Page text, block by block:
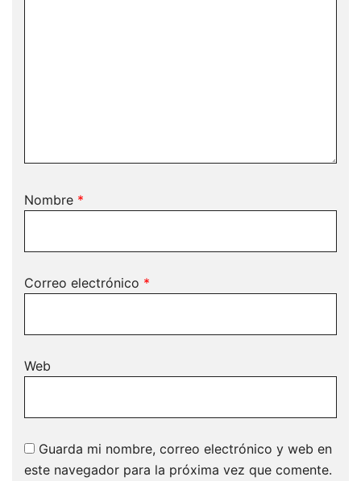
Nombre *
Correo electrónico *
Web
Guarda mi nombre, correo electrónico y web en
este navegador para la próxima vez que comente.